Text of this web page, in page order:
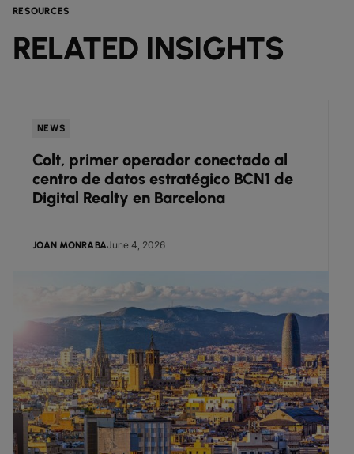
RESOURCES
RELATED INSIGHTS
NEWS
Colt, primer operador conectado al
centro de datos estratégico BCN1 de
Digital Realty en Barcelona
JOAN MONRABAJune 4, 2026